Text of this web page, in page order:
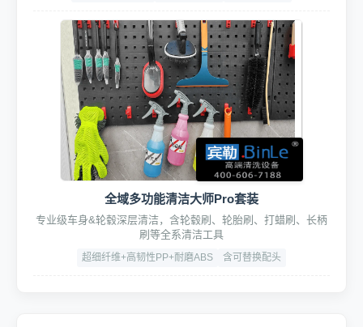
全域多功能清洁大师Pro套装
专业级车身&轮毂深层清洁，含轮毂刷、轮胎刷、打蜡刷、长柄
刷等全系清洁工具
超细纤维+高韧性PP+耐磨ABS 含可替换配头